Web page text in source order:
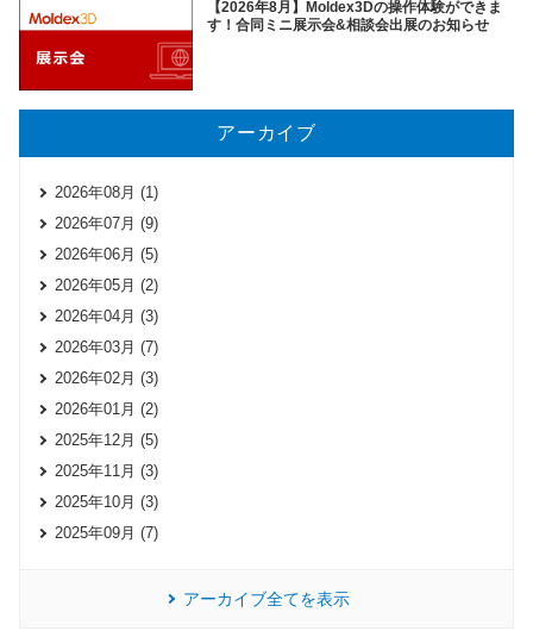
【2026年8月】Moldex3Dの操作体験ができま
す！合同ミニ展示会&相談会出展のお知らせ
アーカイブ
2026年08月 (1)
2026年07月 (9)
2026年06月 (5)
2026年05月 (2)
2026年04月 (3)
2026年03月 (7)
2026年02月 (3)
2026年01月 (2)
2025年12月 (5)
2025年11月 (3)
2025年10月 (3)
2025年09月 (7)
アーカイブ全てを表示